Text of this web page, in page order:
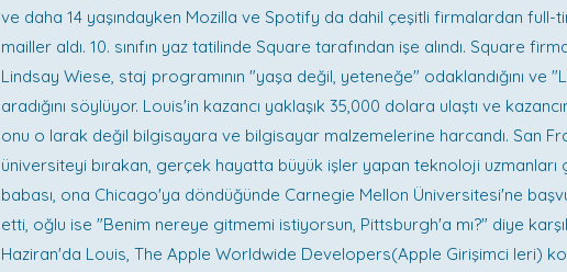
ve daha 14 yaşındayken Mozilla ve Spotify da dahil çeşitli firmalardan full-
mailler aldı. 10. sınıfın yaz tatilinde Square tarafından işe alındı. Square
Lindsay Wiese, staj programının "yaşa değil, yeteneğe" odaklandığını ve
aradığını söylüyor. Louis'in kazancı yaklaşık 35,000 dolara ulaştı ve
onu o larak değil bilgisayara ve bilgisayar malzemelerine harcandı. San
üniversiteyi bırakan, gerçek hayatta büyük işler yapan teknoloji uzmanları
babası, ona Chicago'ya döndüğünde Carnegie Mellon Üniversitesi'ne
etti, oğlu ise "Benim nereye gitmemi istiyorsun, Pittsburgh'a mı?" diye
Haziran'da Louis, The Apple Worldwide Developers(Apple Girişimci leri)